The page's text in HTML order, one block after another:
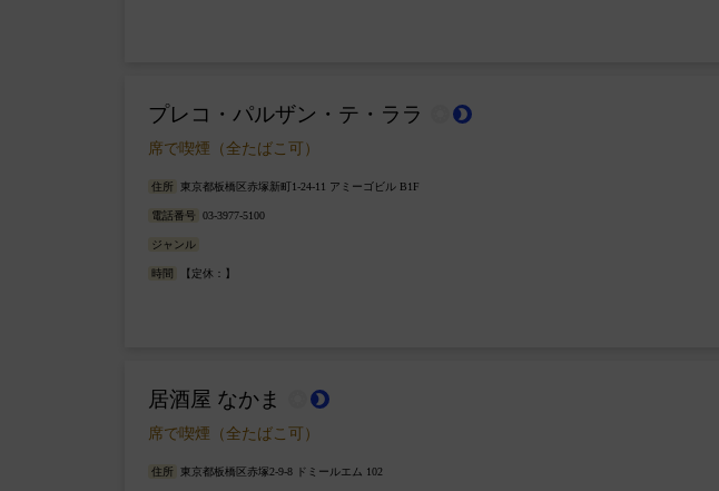
プレコ・パルザン・テ・ララ brightness_2
席で喫煙（全たばこ可）
住所 東京都板橋区赤塚新町1-24-11 アミーゴビル B1F
電話番号 03-3977-5100
ジャンル
時間 【定休：】
居酒屋 なかま brightness_2
席で喫煙（全たばこ可）
住所 東京都板橋区赤塚2-9-8 ドミールエム 102